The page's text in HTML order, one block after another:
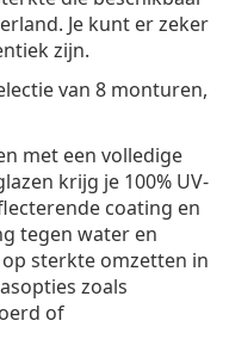
Je kunt er zeker
zijn.
van 8 monturen,
met een volledige
krijg je 100% UV-
coating en
tegen water en
sterkte omzetten in
zoals
of